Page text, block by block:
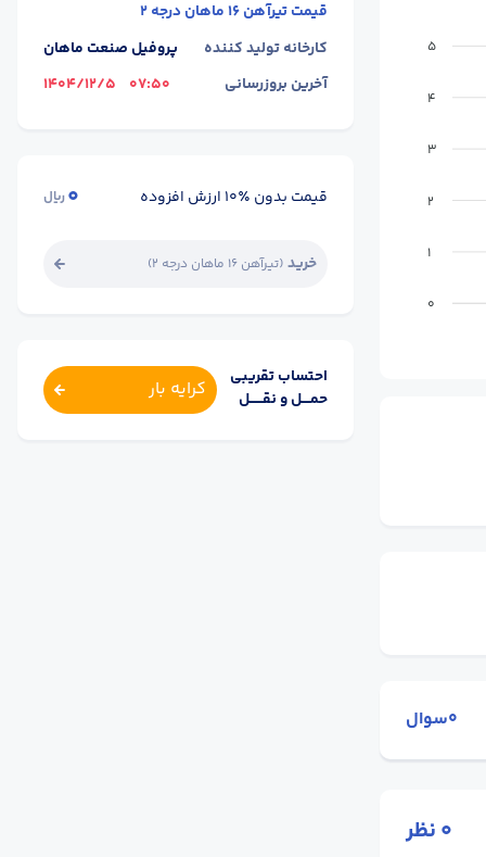
5
4
3
2
1
0
0سوال
0نظر
قیمتتیرآهن 16 ماهان درجه 2
کارخانه تولید کننده
پروفیل صنعت ماهان
آخرین بروزرسانی
07:50
1404/12/5
قیمت بدون ٪۱۰ ارزش افزوده 0ریال
خرید (تیرآهن 16 ماهان درجه 2 )
احتساب تقریبی
حمــــل و نقــــــل
کرایه بار